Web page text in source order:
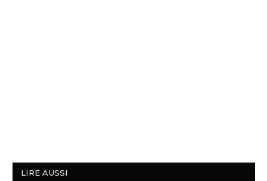
LIRE AUSSI